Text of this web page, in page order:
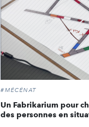
#MÉCÉNAT
Un Fabrikarium pour
des personnes en